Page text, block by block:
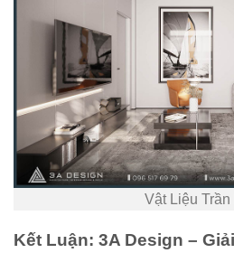
Vật Liệu Trần
Kết Luận: 3A Design –